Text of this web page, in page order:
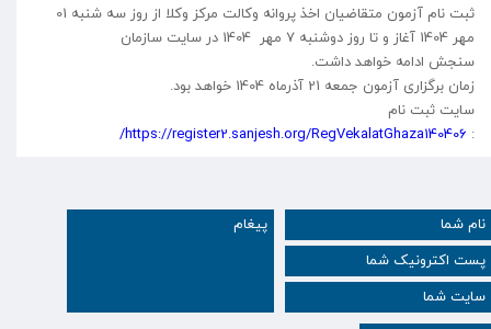
ثبت نام آزمون متقاضیان اخذ پروانه وکالت مرکز وکلا از روز سه شنبه 01
مهر 1404 آغاز و تا روز دوشنبه 7 مهر 1404 در سایت سازمان
سنجش ادامه خواهد داشت.
زمان برگزاری آزمون جمعه 21 آذرماه 1404 خواهد بود.
سایت ثبت نام
:
https://register2.sanjesh.org/RegVekalatGhaza140406/